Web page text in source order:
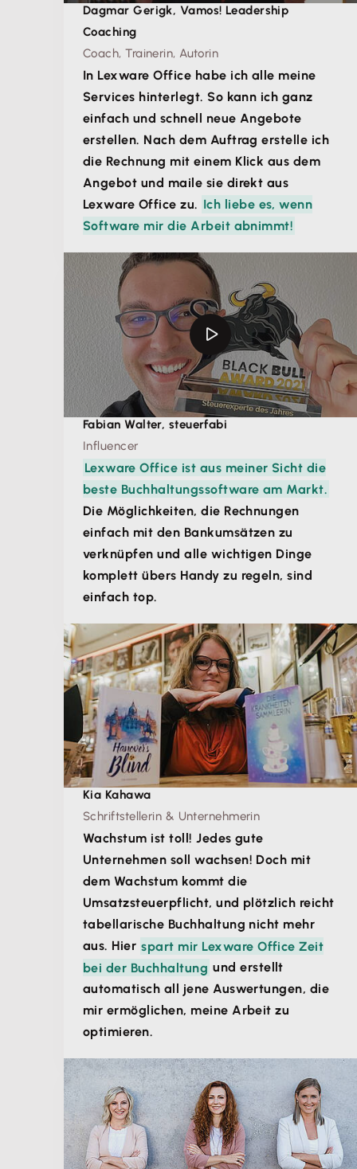
Dagmar Gerigk, Vamos! Leadership
Coaching
Coach, Trainerin, Autorin
In Lexware Office habe ich alle meine
Services hinterlegt. So kann ich ganz
einfach und schnell neue Angebote
erstellen. Nach dem Auftrag erstelle ich
die Rechnung mit einem Klick aus dem
Angebot und maile sie direkt aus
Lexware Office zu. Ich liebe es, wenn
Software mir die Arbeit abnimmt!
Fabian Walter, steuerfabi
Influencer
Lexware Office ist aus meiner Sicht die
beste Buchhaltungssoftware am Markt.
Die Möglichkeiten, die Rechnungen
einfach mit den Bankumsätzen zu
verknüpfen und alle wichtigen Dinge
komplett übers Handy zu regeln, sind
einfach top.
Kia Kahawa
Schriftstellerin & Unternehmerin
Wachstum ist toll! Jedes gute
Unternehmen soll wachsen! Doch mit
dem Wachstum kommt die
Umsatzsteuerpflicht, und plötzlich reicht
tabellarische Buchhaltung nicht mehr
aus. Hier spart mir Lexware Office Zeit
bei der Buchhaltung und erstellt
automatisch all jene Auswertungen, die
mir ermöglichen, meine Arbeit zu
optimieren.